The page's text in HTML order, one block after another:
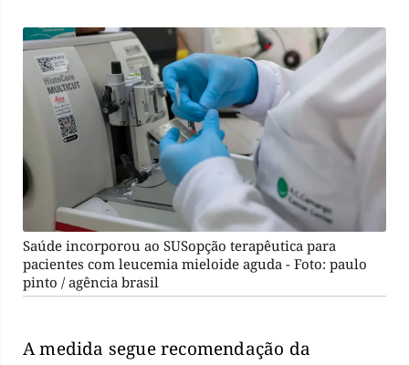
Saúde incorporou ao SUSopção terapêutica para
pacientes com leucemia mieloide aguda - Foto: paulo
pinto / agência brasil
A medida segue recomendação da